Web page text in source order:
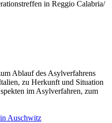
Ablauf des Asylverfahrens
zu Herkunft und Situation
im Asylverfahren, zum
Auschwitz